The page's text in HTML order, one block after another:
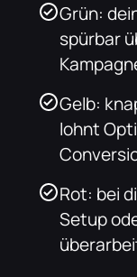
Grün:
spürbar
Gelb:
lohnt
Rot: bei
Setup